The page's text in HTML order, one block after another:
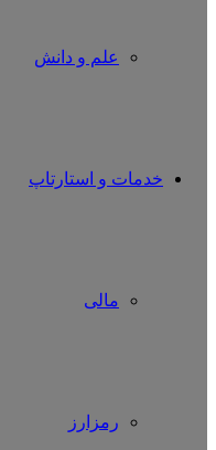
علم و دانش
خدمات و استارتاپ
مالی
رمزارز